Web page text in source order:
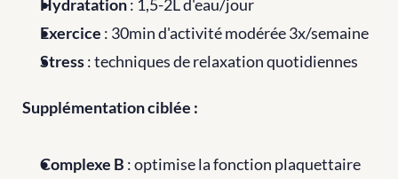
Hydratation : 1,5-2L d'eau/jour
Exercice : 30min d'activité modérée 3x/semaine
Stress : techniques de relaxation quotidiennes
Supplémentation ciblée :
Complexe B : optimise la fonction plaquettaire